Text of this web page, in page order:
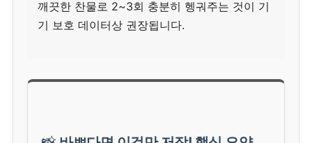
깨끗한 찬물로 2~3회 충분히 헹궈주는 것이 기
기 보호 데이터상 권장됩니다.